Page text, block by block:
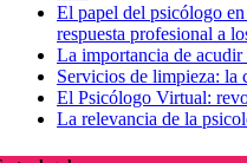
El papel del psicólogo
respuesta profesional a
La importancia de
Servicios de limpieza: la
El Psicólogo Virtual:
La relevancia de la